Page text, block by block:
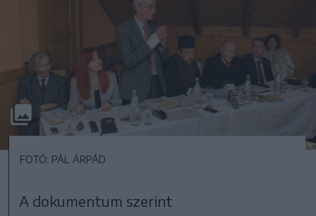
FOTÓ: PÁL ÁRPÁD
A dokumentum szerint